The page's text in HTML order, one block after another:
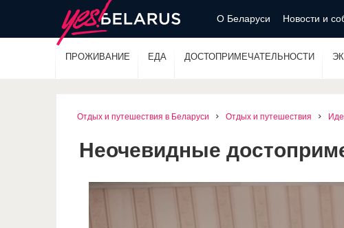
О Беларуси Новости и
ПРОЖИВАНИЕ ЕДА ДОСТОПРИМЕЧАТЕЛЬНОСТИ
Отдых и путешествия в Беларуси Отдых и путешествия
Неочевидные